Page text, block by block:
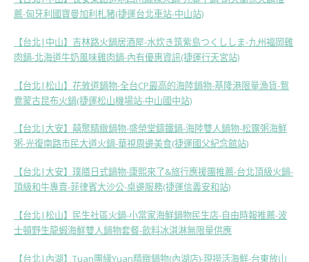
薦-匈牙利國寶曼加利札豬(捷運台北車站-中山站)
【台北|中山】吉林路火鍋居酒屋-水炊き筑紫島つくししま-九州福岡雞
肉鍋-北海道牛奶風味雞肉鍋-內有優惠資訊(捷運行天宮站)
【台北|松山】花敦道鍋物-全台CP最高的海陸鍋物-基隆港限量漁貨-鴛
鴦蒙古昆布火鍋(捷運松山機場站-中山國中站)
【台北|大安】囍聚精緻鍋物-盛榮堂鑄鐵鍋-海陸雙人鍋物-松露粥海鮮
粥-光復南路市民大道火鍋-華視周邊美食(捷運國父紀念館站)
【台北|大安】璞膳日式鍋物-康熙來了&旅行應援團推薦-台北頂級火鍋-
頂級和牛專賣-菲律賓大沙公-桌邊服務(捷運信義安和站)
【台北|松山】民生社區火鍋-小當家海鮮鍋物民生店-自由時報推薦-波
士頓野生龍蝦海鮮雙人鍋物套餐-飲料冰淇淋無限量供應
【台北|內湖】Tuan團緣Yuan精緻鍋物(內湖店)-現撈活海鮮-台東放山